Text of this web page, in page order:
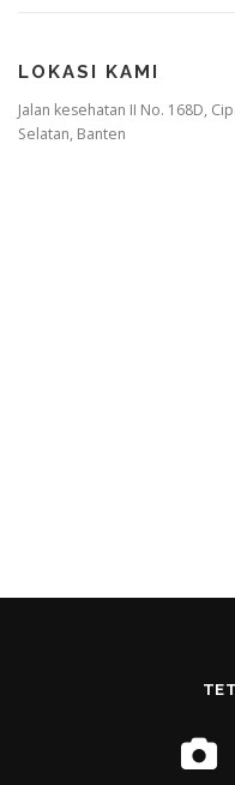
LOKASI KAMI
Jalan kesehatan II No. 168D,
Selatan, Banten